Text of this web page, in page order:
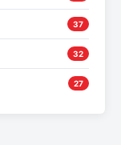
37
32
27